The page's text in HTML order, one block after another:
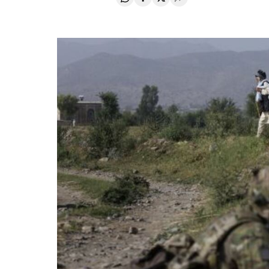
Compartir en Whatsapp
Compartir en Facebook
Compartir en Twitter
Desplegar Redes